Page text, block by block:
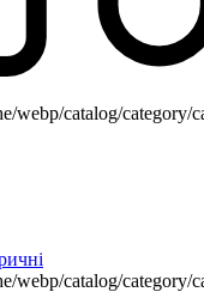
webp/catalog/category/
webp/catalog/category/